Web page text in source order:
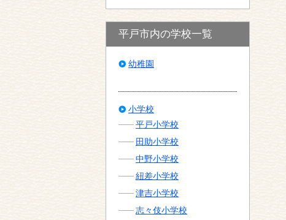
平戸市内の学校一覧
幼稚園
小学校
平戸小学校
田助小学校
中野小学校
紐差小学校
津吉小学校
志々伎小学校